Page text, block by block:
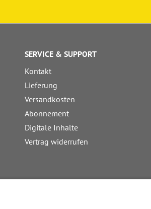
SERVICE & SUPPORT
Kontakt
Lieferung
Versandkosten
Abonnement
Digitale Inhalte
Vertrag widerrufen